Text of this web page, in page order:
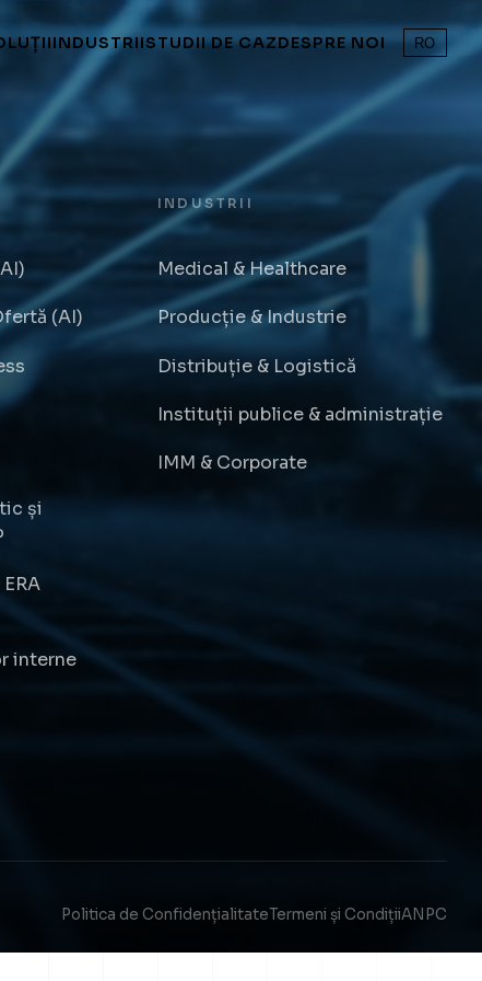
INDUSTRIISTUDII DE CAZDESPRE NOI RO
(AI)
și
interne
INDUSTRII
Medical & Healthcare
Producție & Industrie
Distribuție & Logistică
Instituții publice & administrație
IMM & Corporate
Politica de ConfidențialitateTermeni și CondițiiANPC